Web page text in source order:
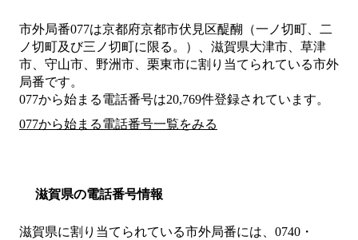
市外局番077は京都府京都市伏見区醍醐（一ノ切町、二
ノ切町及び三ノ切町に限る。）、滋賀県大津市、草津
市、守山市、野洲市、栗東市に割り当てられている市外
局番です。
077から始まる電話番号は20,769件登録されています。
077から始まる電話番号一覧をみる
滋賀県の電話番号情報
滋賀県に割り当てられている市外局番には、0740・